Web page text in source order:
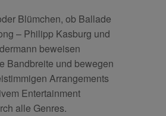
Blümchen, ob Ballade
– Philipp Kasburg und
beweisen
Bandbreite und bewegen
Arrangements
Entertainment
alle Genres.